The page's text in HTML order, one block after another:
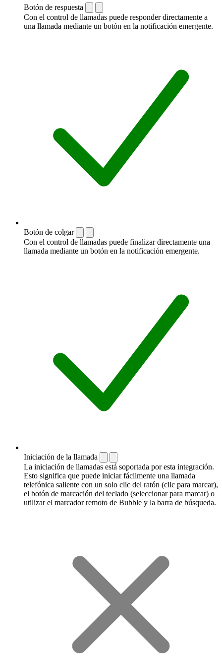
Botón de respuesta
Con el control de llamadas puede responder directamente a
una llamada mediante un botón en la notificación emergente.
Botón de colgar
Con el control de llamadas puede finalizar directamente una
llamada mediante un botón en la notificación emergente.
Iniciación de la llamada
La iniciación de llamadas está soportada por esta integración.
Esto significa que puede iniciar fácilmente una llamada
telefónica saliente con un solo clic del ratón (clic para marcar),
el botón de marcación del teclado (seleccionar para marcar) o
utilizar el marcador remoto de Bubble y la barra de búsqueda.